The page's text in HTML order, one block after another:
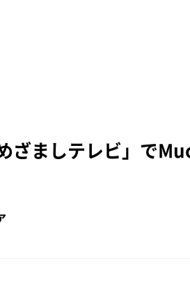
ざましテレビ」で